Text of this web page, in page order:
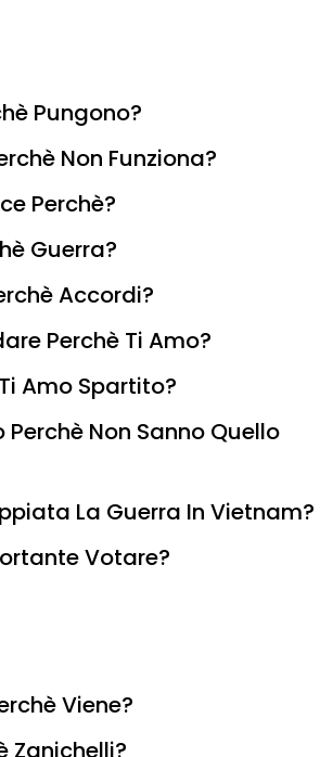
Pungono?
Non Funziona?
Perchè?
Guerra?
Accordi?
Perchè Ti Amo?
Amo Spartito?
Perchè Non Sanno Quello
La Guerra In Vietnam?
Votare?
Viene?
Zanichelli?